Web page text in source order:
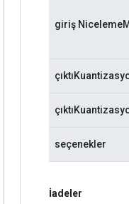
giriş
seçenekler
İadeler